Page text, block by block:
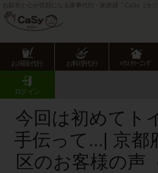
お財布と心が笑顔になる家事代行・家政婦「CaSy（カジ
お掃除代行 お料理代行 ﾊｳｽｸﾘｰﾆﾝｸﾞ
ログイン
CaSy TOP
お客様の声･口コミ詳細
今回は初めてト
手伝って...| 京都
区のお客様の声